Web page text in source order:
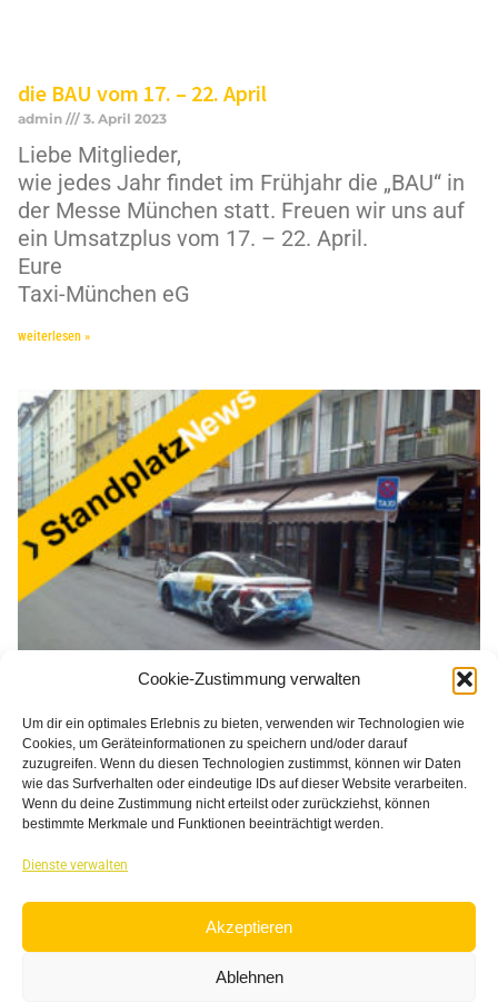
Cookie-Zustimmung verwalten
Um dir ein optimales Erlebnis zu bieten, verwenden wir Technologien wie
Cookies, um Geräteinformationen zu speichern und/oder darauf
zuzugreifen. Wenn du diesen Technologien zustimmst, können wir Daten
wie das Surfverhalten oder eindeutige IDs auf dieser Website verarbeiten.
Wenn du deine Zustimmung nicht erteilst oder zurückziehst, können
bestimmte Merkmale und Funktionen beeinträchtigt werden.
Dienste verwalten
Akzeptieren
Ablehnen
die BAU vom 17. – 22. April
admin 3. April 2023
Liebe Mitglieder,
wie jedes Jahr findet im Frühjahr die „BAU“ in
der Messe München statt. Freuen wir uns auf
ein Umsatzplus vom 17. – 22. April.
Eure
Taxi-München eG
weiterlesen »
Standplatznews LANDWEHR